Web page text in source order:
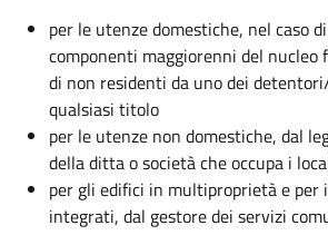
per le utenze domestiche, nel caso
componenti maggiorenni del nucleo
di non residenti da uno dei
qualsiasi titolo
per le utenze non domestiche, dal
della ditta o società che occupa i
per gli edifici in multiproprietà e per
integrati, dal gestore dei servizi